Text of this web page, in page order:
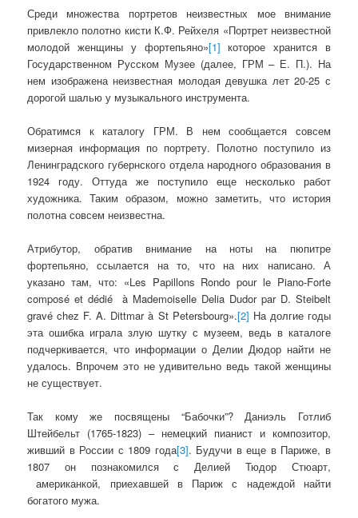
Среди множества портретов неизвестных мое внимание
привлекло полотно кисти К.Ф. Рейхеля «Портрет неизвестной
молодой женщины у фортепьяно»[1] которое хранится в
Государственном Русском Музее (далее, ГРМ – Е. П.). На
нем изображена неизвестная молодая девушка лет 20-25 с
дорогой шалью у музыкального инструмента.
Обратимся к каталогу ГРМ. В нем сообщается совсем
мизерная информация по портрету. Полотно поступило из
Ленинградского губернского отдела народного образования в
1924 году. Оттуда же поступило еще несколько работ
художника. Таким образом, можно заметить, что история
полотна совсем неизвестна.
Атрибутор, обратив внимание на ноты на пюпитре
фортепьяно, ссылается на то, что на них написано. А
указано там, что: «Les Papillons Rondo pour le Piano-Forte
composé et dédié à Mademoiselle Delia Dudor par D. Steibelt
gravé chez F. A. Dittmar à St Petersbourg».[2] На долгие годы
эта ошибка играла злую шутку с музеем, ведь в каталоге
подчеркивается, что информации о Делии Дюдор найти не
удалось. Впрочем это не удивительно ведь такой женщины
не существует.
Так кому же посвящены “Бабочки”? Даниэль Готлиб
Штейбельт (1765-1823) – немецкий пианист и композитор,
живший в России с 1809 года[3]. Будучи в еще в Париже, в
1807 он познакомился с Делией Тюдор Стюарт,
американкой, приехавшей в Париж с надеждой найти
богатого мужа.